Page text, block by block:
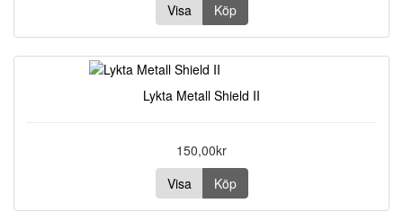
Visa
Köp
Lykta Metall Shield II
150,00kr
Visa
Köp